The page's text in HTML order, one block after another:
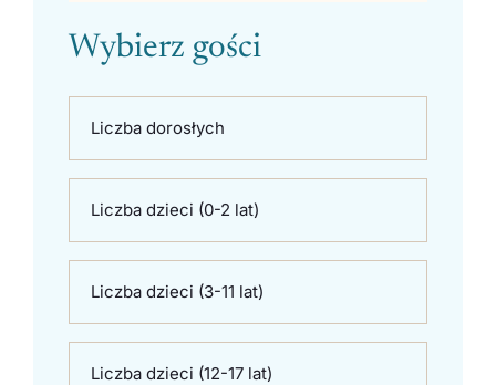
Wybierz gości
Liczba dorosłych
Liczba dzieci (0-2 lat)
Liczba dzieci (3-11 lat)
Liczba dzieci (12-17 lat)